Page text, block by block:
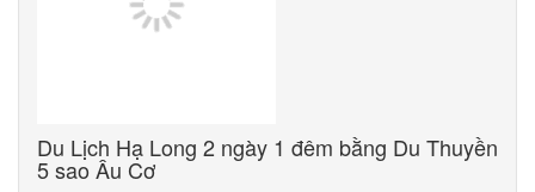
Du Lịch Hạ Long 2 ngày 1 đêm bằng Du Thuyền
5 sao Âu Cơ